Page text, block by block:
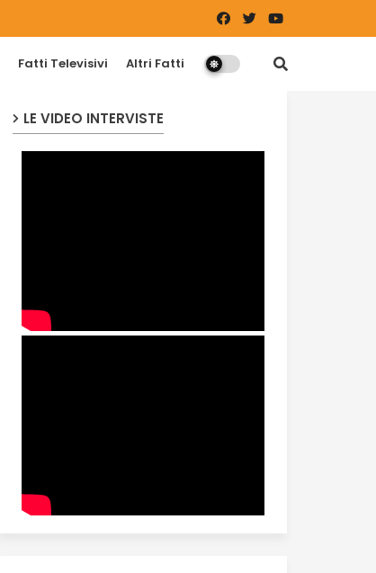
Fatti Televisivi Altri Fatti
LE VIDEO INTERVISTE